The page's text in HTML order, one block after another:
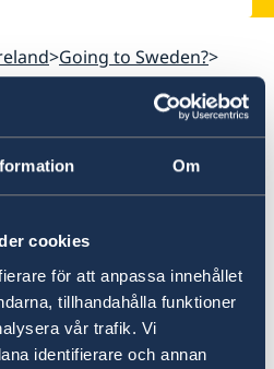
Om
cookies
för att anpassa innehållet
tillhandahålla funktioner
vår trafik. Vi
identifierare och annan
Going to Sweden?
for
and inspiration